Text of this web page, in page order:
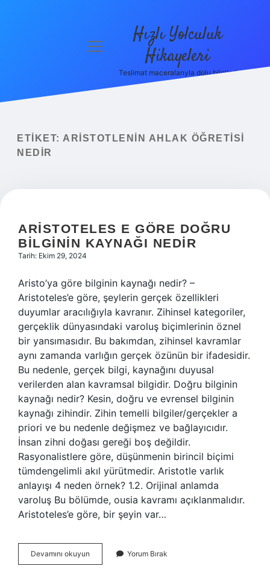
Yasal Uyarı
menüyü
Hızlı Yolculuk
Hikayeleri
Teslimat maceralarıyla dolu bilgiler!
ETIKET: ARISTOTLENIN AHLAK ÖĞRETISI
NEDIR
ARISTOTELES E GÖRE DOĞRU
BILGININ KAYNAĞI NEDIR
Tarih: Ekim 29, 2024
Aristo’ya göre bilginin kaynağı nedir? –
Aristoteles’e göre, şeylerin gerçek özellikleri
duyumlar aracılığıyla kavranır. Zihinsel kategoriler,
gerçeklik dünyasındaki varoluş biçimlerinin öznel
bir yansımasıdır. Bu bakımdan, zihinsel kavramlar
aynı zamanda varlığın gerçek özünün bir ifadesidir.
Bu nedenle, gerçek bilgi, kaynağını duyusal
verilerden alan kavramsal bilgidir. Doğru bilginin
kaynağı nedir? Kesin, doğru ve evrensel bilginin
kaynağı zihindir. Zihin temelli bilgiler/gerçekler a
priori ve bu nedenle değişmez ve bağlayıcıdır.
İnsan zihni doğası gereği boş değildir.
Rasyonalistlere göre, düşünmenin birincil biçimi
tümdengelimli akıl yürütmedir. Aristotle varlık
anlayışı 4 neden örnek? 1.2. Orijinal anlamda
varoluş Bu bölümde, ousia kavramı açıklanmalıdır.
Aristoteles’e göre, bir şeyin var…
Devamını okuyun Aristoteles
E
Yorum Bırak